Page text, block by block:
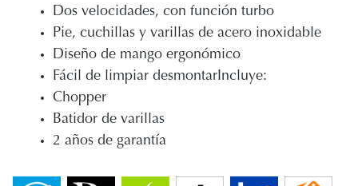
Dos velocidades, con función turbo
Pie, cuchillas y varillas de acero inoxidable
Diseño de mango ergonómico
Fácil de limpiar desmontarIncluye:
Chopper
Batidor de varillas
2 años de garantía